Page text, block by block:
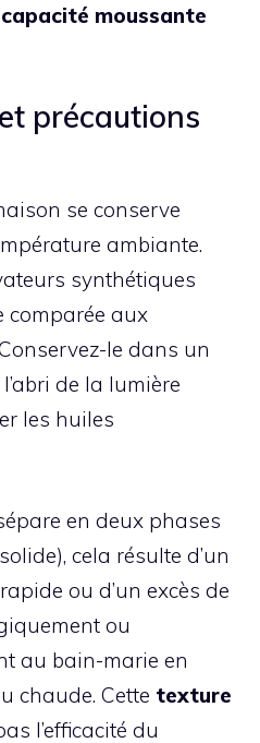
capacité moussante
précautions
se conserve
ambiante.
synthétiques
comparée aux
le dans un
de la lumière
les huiles
en deux phases
cela résulte d’un
ou d’un excès de
ou
au bain-marie en
chaude. Cette texture
l’efficacité du